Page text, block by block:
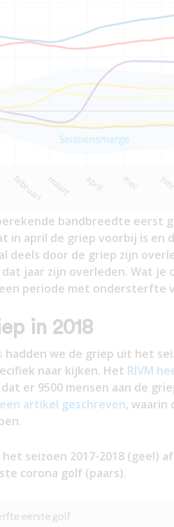
bandbreedte eerst
in april de griep voorbij is en
deels door de griep zijn
jaar zijn overleden. Wat je
periode met ondersterfte
in 2018
hadden we de griep uit het
naar kijken. Het RIVM
er 9500 mensen aan de
artikel geschreven, waarin
seizoen 2017-2018 (geel)
corona golf (paars).